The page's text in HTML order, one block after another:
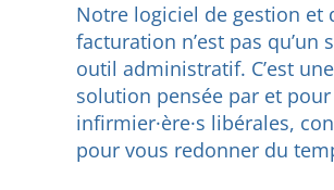
Notre logiciel de gestion et
facturation n’est pas qu’un
outil administratif. C’est une
solution pensée par et pour
infirmier·ère·s libérales,
pour vous redonner du